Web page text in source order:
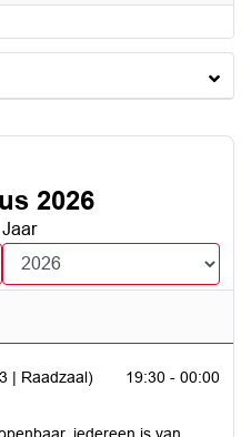
2026
Jaar
| Raadzaal)
2026 19:30 - 00:00